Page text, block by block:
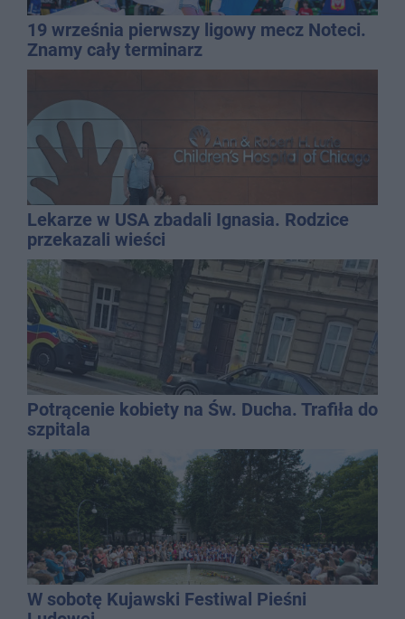
19 września pierwszy ligowy mecz Noteci.
Znamy cały terminarz
Lekarze w USA zbadali Ignasia. Rodzice
przekazali wieści
Potrącenie kobiety na Św. Ducha. Trafiła do
szpitala
W sobotę Kujawski Festiwal Pieśni